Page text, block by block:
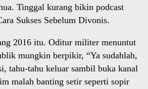
Tinggal kurang bikin podcast
Sukses Sebelum Divonis.
2016 itu. Oditur militer menuntut
mungkin berpikir, “Ya sudahlah,
tahu-tahu keluar sambil buka kanal
malah banting setir seperti sopir